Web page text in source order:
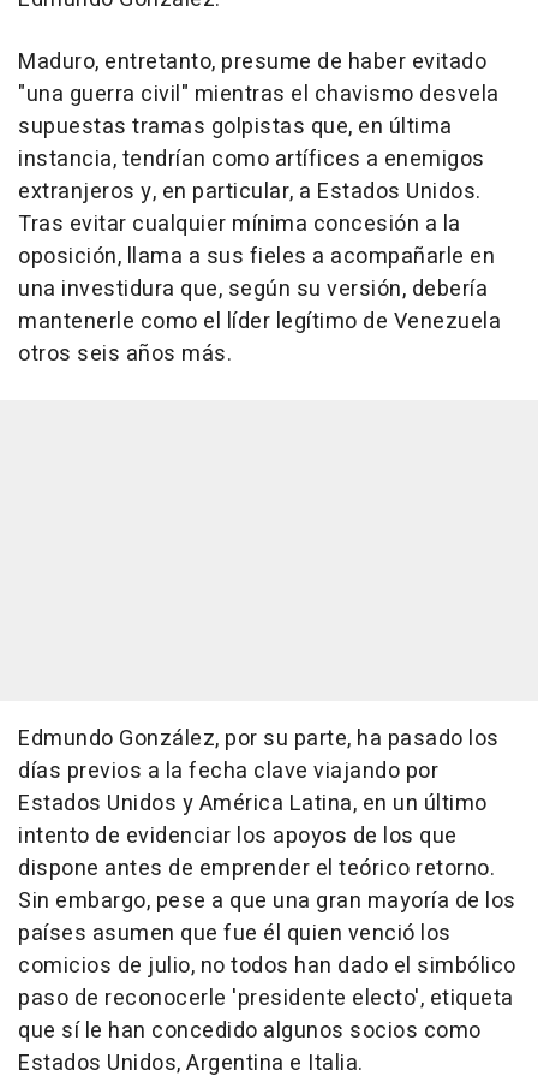
Maduro, entretanto, presume de haber evitado
"una guerra civil" mientras el chavismo desvela
supuestas tramas golpistas que, en última
instancia, tendrían como artífices a enemigos
extranjeros y, en particular, a Estados Unidos.
Tras evitar cualquier mínima concesión a la
oposición, llama a sus fieles a acompañarle en
una investidura que, según su versión, debería
mantenerle como el líder legítimo de Venezuela
otros seis años más.
Edmundo González, por su parte, ha pasado los
días previos a la fecha clave viajando por
Estados Unidos y América Latina, en un último
intento de evidenciar los apoyos de los que
dispone antes de emprender el teórico retorno.
Sin embargo, pese a que una gran mayoría de los
países asumen que fue él quien venció los
comicios de julio, no todos han dado el simbólico
paso de reconocerle 'presidente electo', etiqueta
que sí le han concedido algunos socios como
Estados Unidos, Argentina e Italia.